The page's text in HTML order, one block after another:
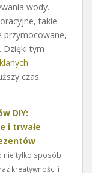
wody.
takie
przymocowane,
Dzięki tym
czas.
DIY:
i trwałe
nie tylko sposób
kreatywności i